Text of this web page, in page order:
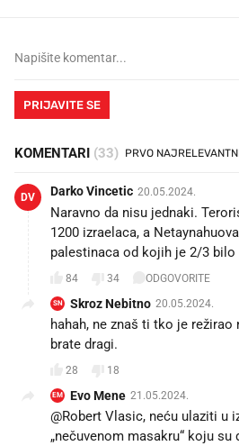
PRIJAVITE SE
KOMENTARI (33)
DV Darko Vincetic 20.05.2024.
Naravno da nisu jednaki.
1200 izraelaca, a
palestinaca od kojih je 2/3 bilo
84 34 ODGOVORITE
SN Skroz Nebitno 20.05.2024.
hahah, ne znaš ti tko je režirao
brate dragi.
28 18
EM Evo Mene 21.05.2024.
@Robert Vlasic, neću ulaziti u
„nečuvenom masakru“ koju